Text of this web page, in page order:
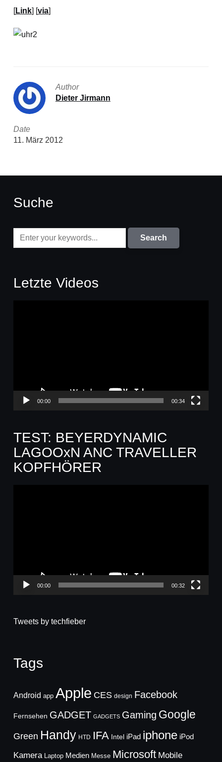
[Link] [via]
Author
Dieter Jirmann
Date
11. März 2012
Suche
Letzte Videos
00:00 00:34
TEST: BEYERDYNAMIC
LAGOOxN ANC TRAVELLER
KOPFHÖRER
00:00 00:32
Tweets by techfieber
Tags
Android app Apple CES design Facebook
Fernsehen GADGET GADGETS Gaming Google
Green Handy HTD IFA Intel iPad iphone iPod
Kamera Laptop Medien Messe Microsoft Mobile